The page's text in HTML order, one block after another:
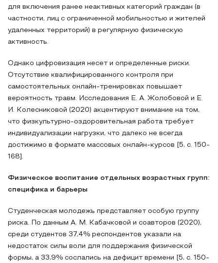
для включения ранее неактивных категорий граждан (в
частности, лиц с ограниченной мобильностью и жителей
удаленных территорий) в регулярную физическую
активность.
Однако цифровизация несет и определенные риски.
Отсутствие квалифицированного контроля при
самостоятельных онлайн-тренировках повышает
вероятность травм. Исследования Е. А. Жолобовой и Е.
И. Колесниковой (2020) акцентируют внимание на том,
что физкультурно-оздоровительная работа требует
индивидуализации нагрузки, что далеко не всегда
достижимо в формате массовых онлайн-курсов [5, с. 150-
168].
Физическое воспитание отдельных возрастных групп:
специфика и барьеры
Студенческая молодежь представляет особую группу
риска. По данным А. М. Кабачковой и соавторов (2020),
среди студентов 37,4% респондентов указали на
недостаток силы воли для поддержания физической
формы, а 33,9% сослались на дефицит времени [5, с. 150-